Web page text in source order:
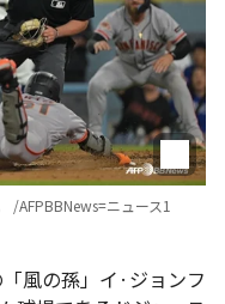
/AFPBBNews=ニュース1
風の孫」イ·ジョンフ